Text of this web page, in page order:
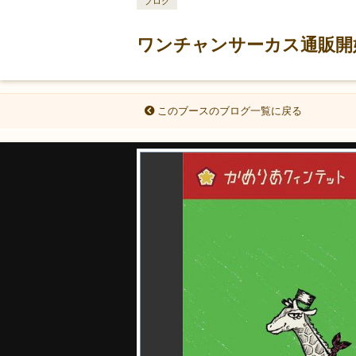
ワンチャンサーカス通販
このブースのブログ一覧に戻る